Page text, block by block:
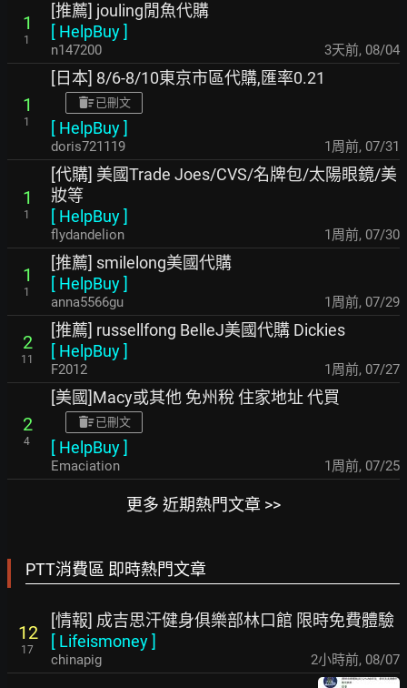
1
1
[推薦] jouling閒魚代購
[ HelpBuy]
n147200 3天前, 08/04
1
1
[日本] 8/6-8/10東京市區代購,匯率0.21
已刪文
[ HelpBuy]
doris721119 1周前, 07/31
1
1
[代購] 美國Trade Joes/CVS/名牌包/太陽眼鏡/美
妝等
[ HelpBuy]
flydandelion 1周前, 07/30
1
1
[推薦] smilelong美國代購
[ HelpBuy]
anna5566gu 1周前, 07/29
2
11
[推薦] russellfong BelleJ美國代購 Dickies
[ HelpBuy]
F2012 1周前, 07/27
2
4
[美國]Macy或其他 免州稅 住家地址 代買
已刪文
[ HelpBuy]
Emaciation 1周前, 07/25
更多 近期熱門文章 >>
PTT消費區 即時熱門文章
12
17
[情報] 成吉思汗健身俱樂部林口館 限時免費體驗
[ Lifeismoney]
chinapig 2小時前, 08/07